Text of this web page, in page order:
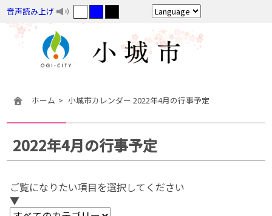
音声読み上げ
ホーム 小城市カレンダー 2022年4月の行事予定
2022年4月の行事予定
ご覧になりたい項目を選択してください
▼